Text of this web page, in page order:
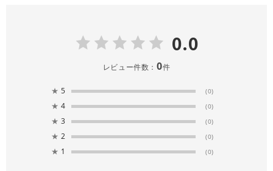
0.0
レビュー件数： 0件
★ 5 (0)
★ 4 (0)
★ 3 (0)
★ 2 (0)
★ 1 (0)